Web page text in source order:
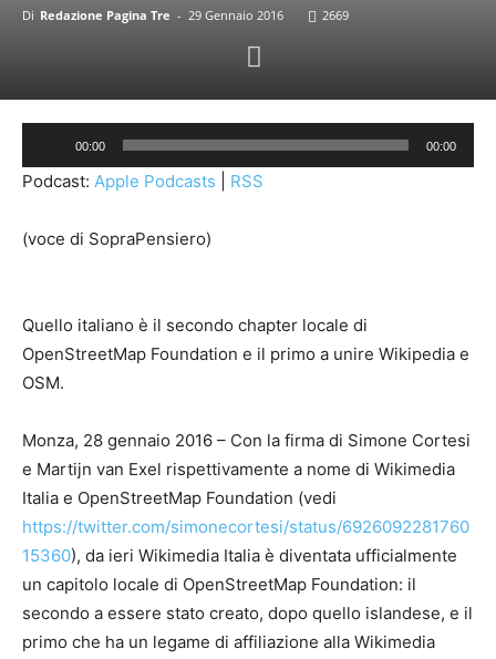
Di Redazione Pagina Tre - 29 Gennaio 2016 2669
Player
00:00 00:00
Podcast: Apple Podcasts RSS
(voce di SopraPensiero)
Quello italiano è il secondo chapter locale di
OpenStreetMap Foundation e il primo a unire Wikipedia e
OSM.
Monza, 28 gennaio 2016 – Con la firma di Simone Cortesi
e Martijn van Exel rispettivamente a nome di Wikimedia
Italia e OpenStreetMap Foundation (vedi
https://twitter.com/simonecortesi/status/6926092281760
15360), da ieri Wikimedia Italia è diventata ufficialmente
un capitolo locale di OpenStreetMap Foundation: il
secondo a essere stato creato, dopo quello islandese, e il
primo che ha un legame di affiliazione alla Wikimedia